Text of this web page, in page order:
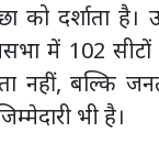
को दर्शाता है।
में 102
नहीं, बल्कि
भी है।